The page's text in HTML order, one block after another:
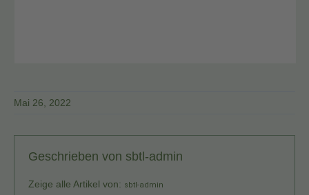
Mai 26, 2022
Geschrieben von sbtl-admin
Zeige alle Artikel von: sbtl-admin